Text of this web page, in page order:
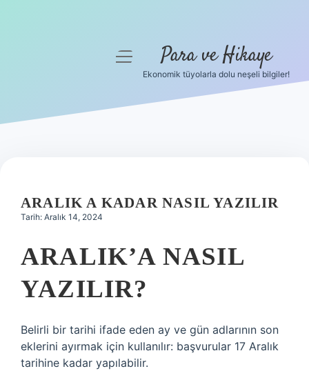
Hakkımızda
menüyü
Para ve Hikaye
Ekonomik tüyolarla dolu neşeli bilgiler!
ARALIK A KADAR NASIL YAZILIR
Tarih: Aralık 14, 2024
ARALIK’A NASIL
YAZILIR?
Belirli bir tarihi ifade eden ay ve gün adlarının son
eklerini ayırmak için kullanılır: başvurular 17 Aralık
tarihine kadar yapılabilir.